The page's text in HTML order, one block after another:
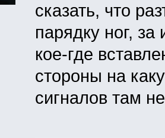
сказать, что
парядку ног,
кое-где
стороны на
сигналов там